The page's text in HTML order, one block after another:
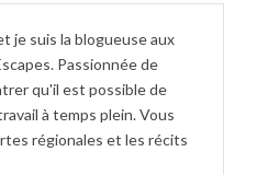
je suis la blogueuse aux
Passionnée de
qu'il est possible de
à temps plein. Vous
régionales et les récits